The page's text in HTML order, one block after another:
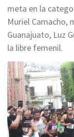
meta en la
Muriel Camacho,
Guanajuato, Luz
la libre femenil.